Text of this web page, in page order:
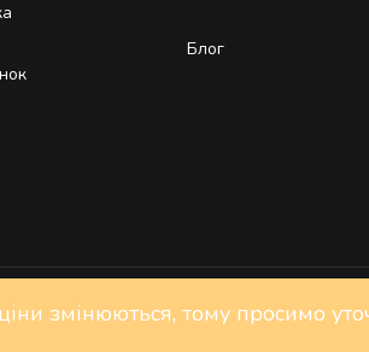
Блог
змінюються, тому просимо